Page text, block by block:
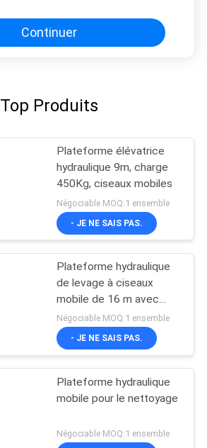
Continuer
Top Produits
Plateforme élévatrice
hydraulique 9m, charge
450Kg, ciseaux mobiles
Négociable MOQ:1 ensemble
- JE NE SAIS PAS.
Plateforme hydraulique
de levage à ciseaux
mobile de 16 m avec
plateforme d'extension
Négociable MOQ:1 ensemble
- JE NE SAIS PAS.
Plateforme hydraulique
mobile pour le nettoyage
Négociable MOQ:1 ensemble